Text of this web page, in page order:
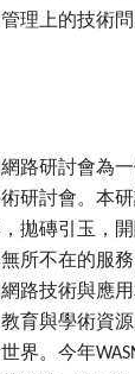
理上的技術問
路研討會為
研討會。本
拋磚引玉，
所不在的服
路技術與應
育與學術資
界。今年